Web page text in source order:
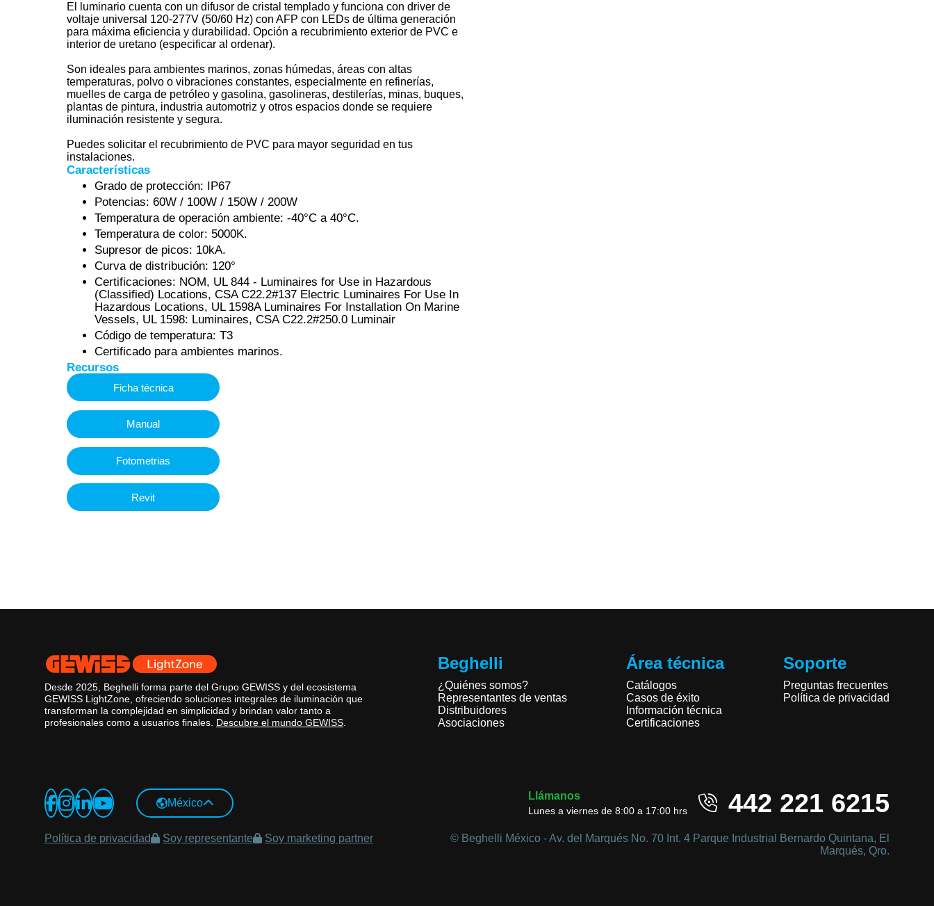
El luminario cuenta con un difusor de cristal templado y funciona con driver de
voltaje universal 120-277V (50/60 Hz) con AFP con LEDs de última generación
para máxima eficiencia y durabilidad. Opción a recubrimiento exterior de PVC e
interior de uretano (especificar al ordenar).
Son ideales para ambientes marinos, zonas húmedas, áreas con altas
temperaturas, polvo o vibraciones constantes, especialmente en refinerías,
muelles de carga de petróleo y gasolina, gasolineras, destilerías, minas, buques,
plantas de pintura, industria automotriz y otros espacios donde se requiere
iluminación resistente y segura.
Puedes solicitar el recubrimiento de PVC para mayor seguridad en tus
instalaciones.
Características
Grado de protección: IP67
Potencias: 60W / 100W / 150W / 200W
Temperatura de operación ambiente: -40°C a 40°C.
Temperatura de color: 5000K.
Supresor de picos: 10kA.
Curva de distribución: 120°
Certificaciones: NOM, UL 844 - Luminaires for Use in Hazardous
(Classified) Locations, CSA C22.2#137 Electric Luminaires For Use In
Hazardous Locations, UL 1598A Luminaires For Installation On Marine
Vessels, UL 1598: Luminaires, CSA C22.2#250.0 Luminair
Código de temperatura: T3
Certificado para ambientes marinos.
Recursos
Ficha técnica
Manual
Fotometrias
Revit
Desde 2025, Beghelli forma parte del Grupo GEWISS y del ecosistema
GEWISS LightZone, ofreciendo soluciones integrales de iluminación que
transforman la complejidad en simplicidad y brindan valor tanto a
profesionales como a usuarios finales. Descubre el mundo GEWISS.
Beghelli
¿Quiénes somos?
Representantes de ventas
Distribuidores
Asociaciones
Área técnica
Catálogos
Casos de éxito
Información técnica
Certificaciones
Soporte
Preguntas frecuentes
Política de privacidad
MéxicoGlobal Website
Italiano
English
Llámanos
Lunes a viernes de 8:00 a 17:00 hrs 442 221 6215
Política de privacidad Soy representante Soy marketing partner
© Beghelli México - Av. del Marqués No. 70 Int. 4 Parque Industrial Bernardo Quintana, El
Marqués, Qro.